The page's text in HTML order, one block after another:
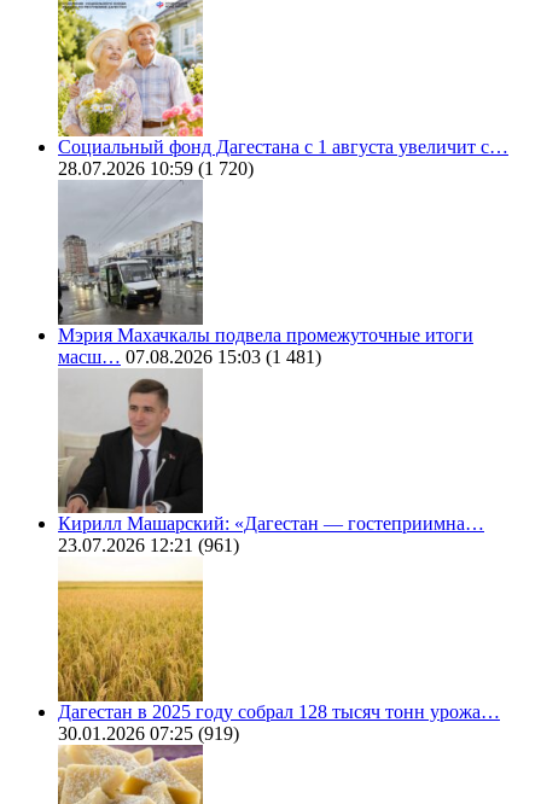
Социальный фонд Дагестана с 1 августа увеличит с…
28.07.2026 10:59 (1 720)
Мэрия Махачкалы подвела промежуточные итоги
масш… 07.08.2026 15:03 (1 481)
Кирилл Машарский: «Дагестан — гостеприимна…
23.07.2026 12:21 (961)
Дагестан в 2025 году собрал 128 тысяч тонн урожа…
30.01.2026 07:25 (919)